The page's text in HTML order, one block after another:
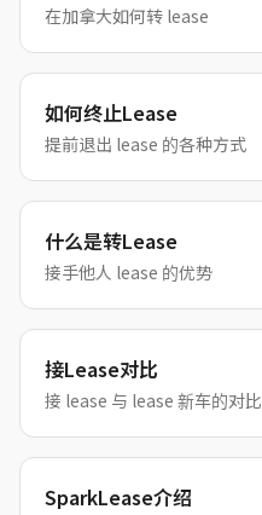
在加拿大如何转 lease
如何终止Lease
提前退出 lease 的各种方式
什么是转Lease
接手他人 lease 的优势
接Lease对比
接 lease 与 lease 新车的对比
SparkLease介绍